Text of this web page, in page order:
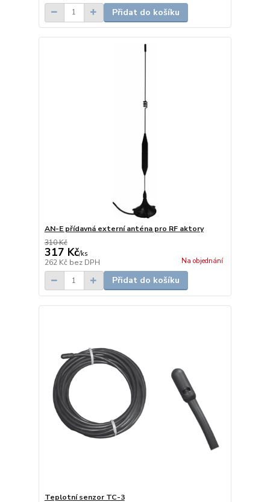
Přidat do košíku
AN-E přídavná externí anténa pro RF aktory
310 Kč
317 Kč/ks
262 Kč bez DPH Na objednání
Přidat do košíku
Teplotní senzor TC-3